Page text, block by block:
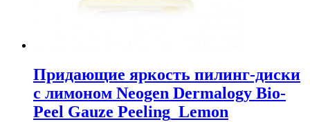
Придающие яркость пилинг-диски
с лимоном Neogen Dermalogy Bio-
Peel Gauze Peeling_Lemon